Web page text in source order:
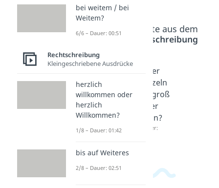
Beliebte Inhalte aus dem
Bereich
Rechtschreibung
Großen
und
Ganzen
Dauer:
dass
02:12
jeder
einzeln
e - groß
oder
klein?
Dauer:
bei weitem / bei
Weitem?
6/6 – Dauer: 00:51
Rechtschreibung
Kleingeschriebene Ausdrücke
herzlich
willkommen oder
herzlich
Willkommen?
1/8 – Dauer: 01:42
bis auf Weiteres
2/8 – Dauer: 02:51